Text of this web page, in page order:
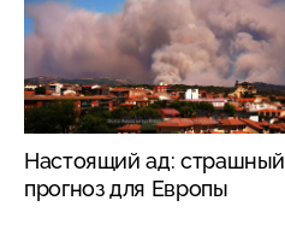
Настоящий ад: страшный
прогноз для Европы